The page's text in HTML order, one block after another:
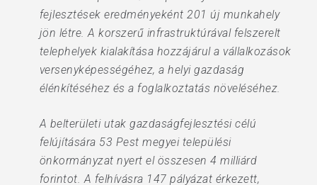
fejlesztések eredményeként 201 új munkahely
jön létre. A korszerű infrastruktúrával felszerelt
telephelyek kialakítása hozzájárul a vállalkozások
versenyképességéhez, a helyi gazdaság
élénkítéséhez és a foglalkoztatás növeléséhez.
A belterületi utak gazdaságfejlesztési célú
felújítására 53 Pest megyei települési
önkormányzat nyert el összesen 4 milliárd
forintot. A felhívásra 147 pályázat érkezett,